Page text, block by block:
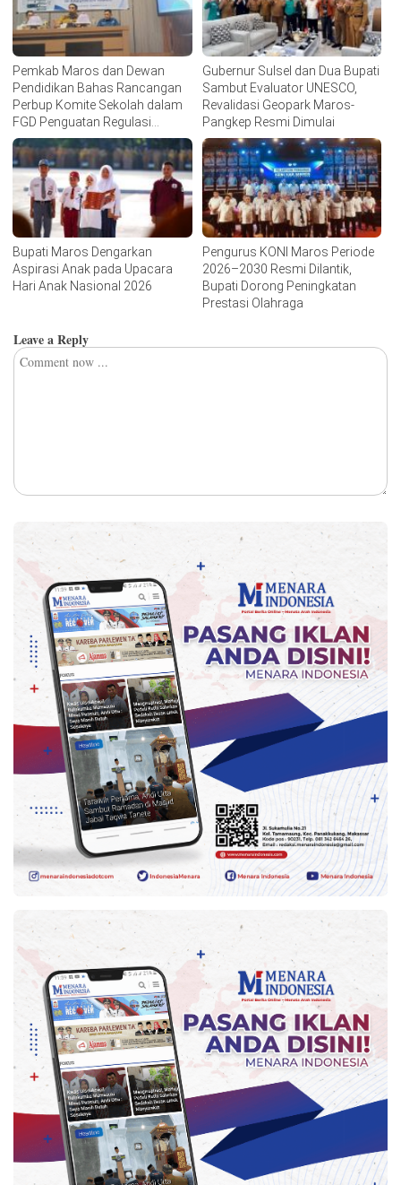
Pemkab Maros dan Dewan
Pendidikan Bahas Rancangan
Perbup Komite Sekolah dalam
FGD Penguatan Regulasi
Pendidikan
Gubernur Sulsel dan Dua Bupati
Sambut Evaluator UNESCO,
Revalidasi Geopark Maros-
Pangkep Resmi Dimulai
Bupati Maros Dengarkan
Aspirasi Anak pada Upacara
Hari Anak Nasional 2026
Pengurus KONI Maros Periode
2026–2030 Resmi Dilantik,
Bupati Dorong Peningkatan
Prestasi Olahraga
Leave a Reply